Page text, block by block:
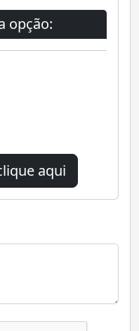
opção:
aqui